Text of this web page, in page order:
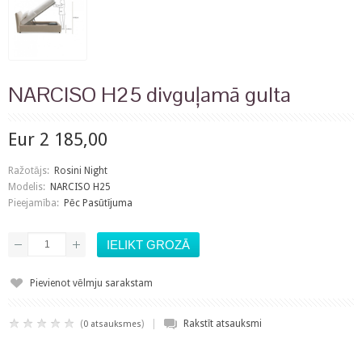
NARCISO H25 divguļamā gulta
Eur 2 185,00
Ražotājs:
Rosini Night
Modelis: NARCISO H25
Pieejamība: Pēc Pasūtījuma
Pievienot vēlmju sarakstam
(0 atsauksmes) Rakstīt atsauksmi